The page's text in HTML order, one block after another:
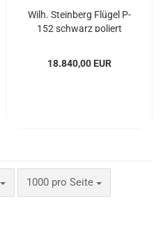
Wilh. Stein­berg Flü­gel P-
152 schwarz po­liert
18.840,00 EUR
1000 pro Seite
pro Seite